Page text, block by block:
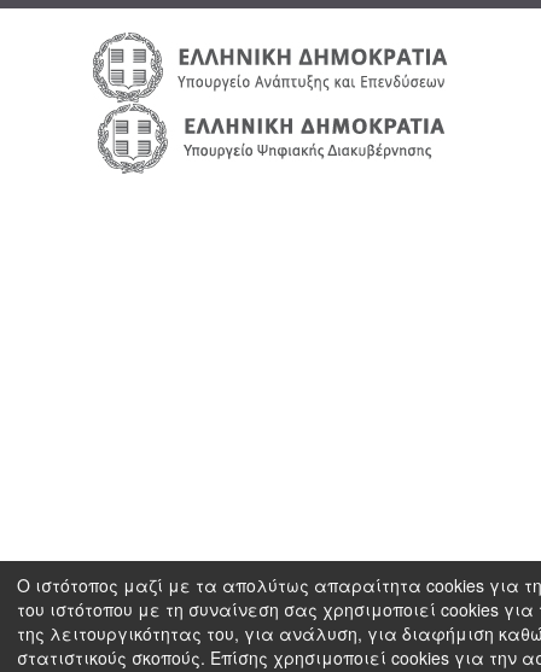
Ο ιστότοπος μαζί με τα απολύτως απαραίτητα cookies για
του ιστότοπου με τη συναίνεση σας χρησιμοποιεί cookies
της λειτουργικότητας του, για ανάλυση, για διαφήμιση
στατιστικούς σκοπούς. Επίσης χρησιμοποιεί cookies για την